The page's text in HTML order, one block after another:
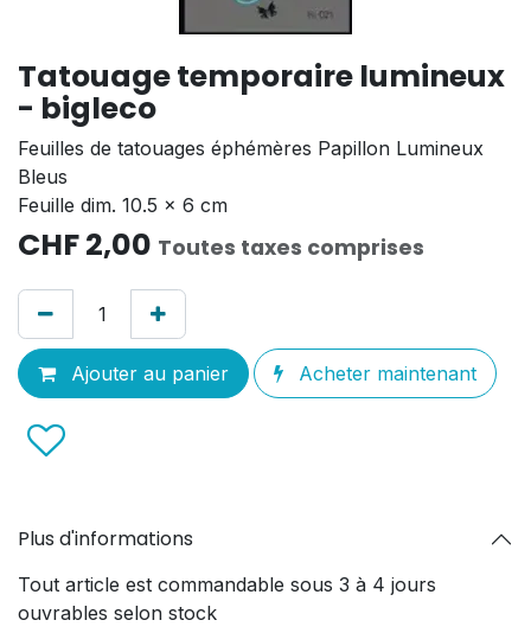
Tatouage temporaire lumineux
- bigleco
Feuilles de tatouages éphémères Papillon Lumineux
Bleus
Feuille dim. 10.5 x 6 cm
CHF2,00 Toutes taxes comprises
Ajouter au panier Acheter maintenant
Plus d'informations
Tout article est commandable sous 3 à 4 jours
ouvrables selon stock